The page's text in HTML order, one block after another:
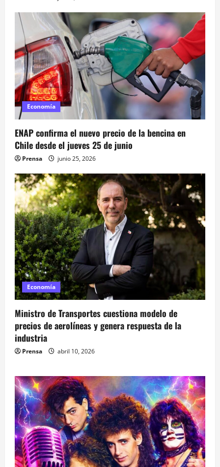
a
a
s
Economía
ENAP confirma el nuevo precio de la bencina en
Chile desde el jueves 25 de junio
Prensa junio 25, 2026
Economía
Ministro de Transportes cuestiona modelo de
precios de aerolíneas y genera respuesta de la
industria
Prensa abril 10, 2026